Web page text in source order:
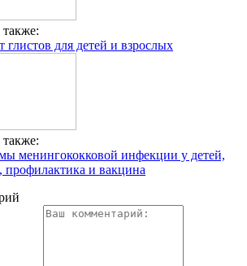
глистов для детей и взрослых
менингококковой инфекции у детей,
профилактика и вакцина